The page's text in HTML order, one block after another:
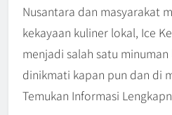
Nusantara dan masyarakat
kekayaan kuliner lokal, Ice
menjadi salah satu
dinikmati kapan pun dan di
Temukan Informasi